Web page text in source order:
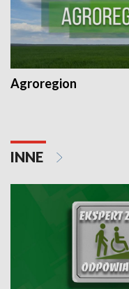
Agroregion
INNE